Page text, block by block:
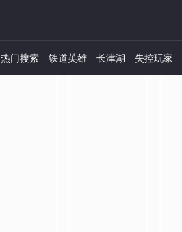
热门搜索 铁道英雄 长津湖 失控玩家